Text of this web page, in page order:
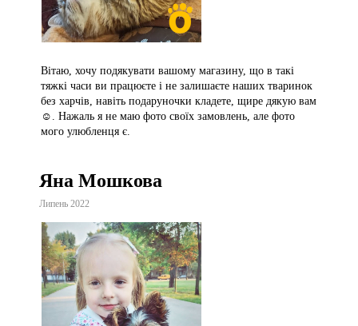
Вітаю, хочу подякувати вашому магазину, що в такі
тяжкі часи ви працюєте і не залишаєте наших тваринок
без харчів, навіть подаруночки кладете, щире дякую вам
☺️. Нажаль я не маю фото своїх замовлень, але фото
мого улюбленця є.
Яна Мошкова
Липень 2022